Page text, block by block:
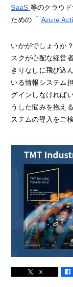
SaaS 等のクラウ
ための「 Azure
いかがでしょうか
スクが心配な経営
きりなしに飛び込
いる情報システム
グインしなければ
うした悩みを抱え
ステムの導入をご